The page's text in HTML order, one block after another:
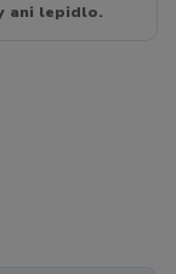
ani lepidlo.